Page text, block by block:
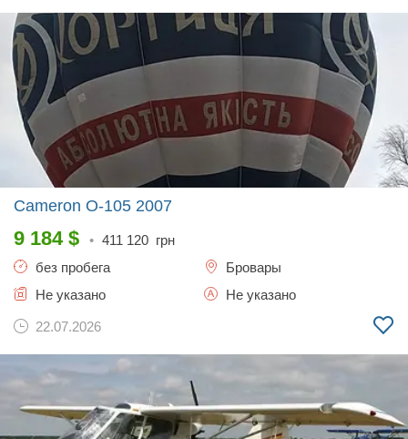
Cameron O-105 2007
9 184 $ • 411 120 грн
без пробега
Бровары
Не указано
Не указано
22.07.2026